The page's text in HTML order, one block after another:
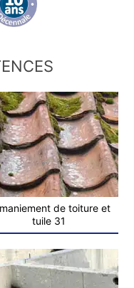
de toiture et
tuile 31